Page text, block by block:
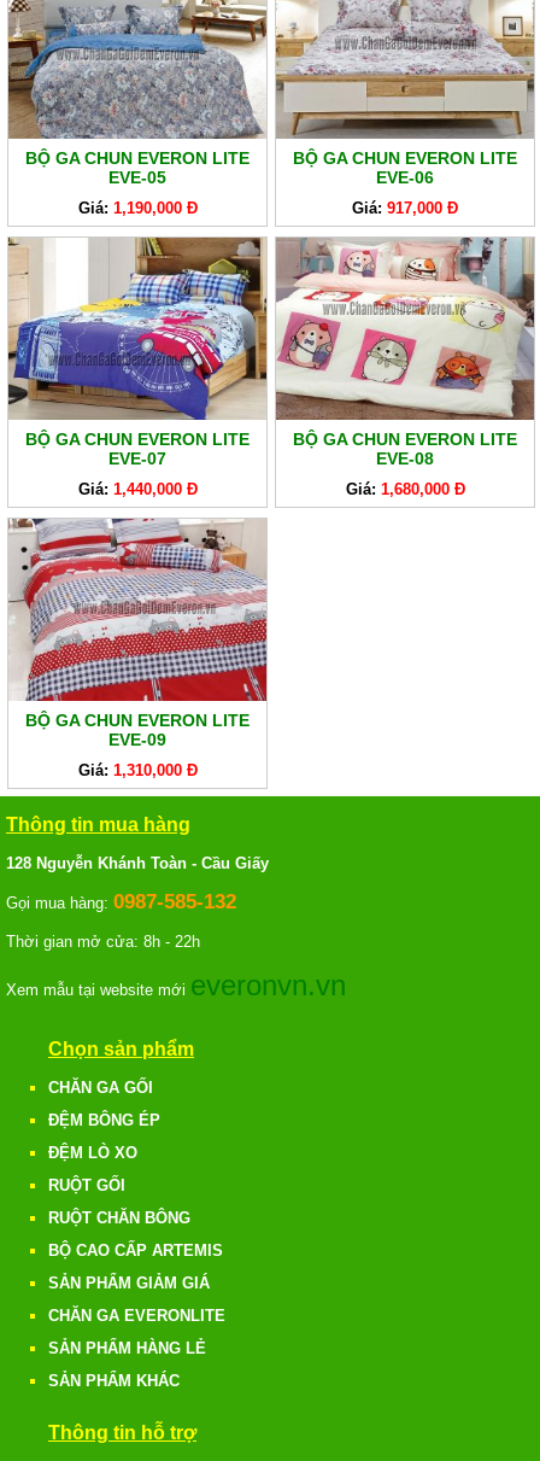
BỘ GA CHUN EVERON LITE
EVE-05
Giá: 1,190,000 Đ
BỘ GA CHUN EVERON LITE
EVE-06
Giá: 917,000 Đ
BỘ GA CHUN EVERON LITE
EVE-07
Giá: 1,440,000 Đ
BỘ GA CHUN EVERON LITE
EVE-08
Giá: 1,680,000 Đ
BỘ GA CHUN EVERON LITE
EVE-09
Giá: 1,310,000 Đ
Thông tin mua hàng
128 Nguyễn Khánh Toàn - Cầu Giấy
Gọi mua hàng: 0987-585-132
Thời gian mở cửa: 8h - 22h
Xem mẫu tại website mới everonvn.vn
Chọn sản phẩm
CHĂN GA GỐI
ĐỆM BÔNG ÉP
ĐỆM LÒ XO
RUỘT GỐI
RUỘT CHĂN BÔNG
BỘ CAO CẤP ARTEMIS
SẢN PHẨM GIẢM GIÁ
CHĂN GA EVERONLITE
SẢN PHẨM HÀNG LẺ
SẢN PHẨM KHÁC
Thông tin hỗ trợ